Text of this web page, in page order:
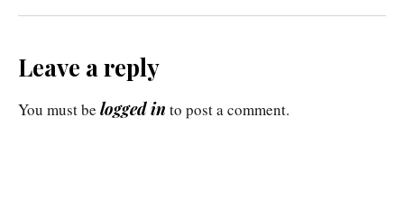
Leave a reply
You must be logged in to post a comment.